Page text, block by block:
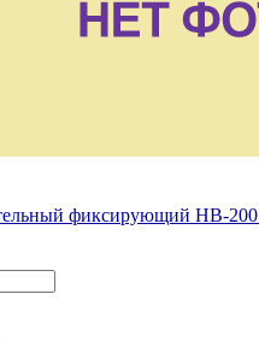
фиксирующий HB-200